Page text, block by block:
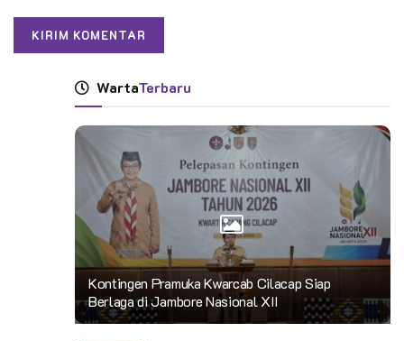
WartaTerbaru
Kontingen Pramuka Kwarcab Cilacap Siap
Berlaga di Jambore Nasional XII